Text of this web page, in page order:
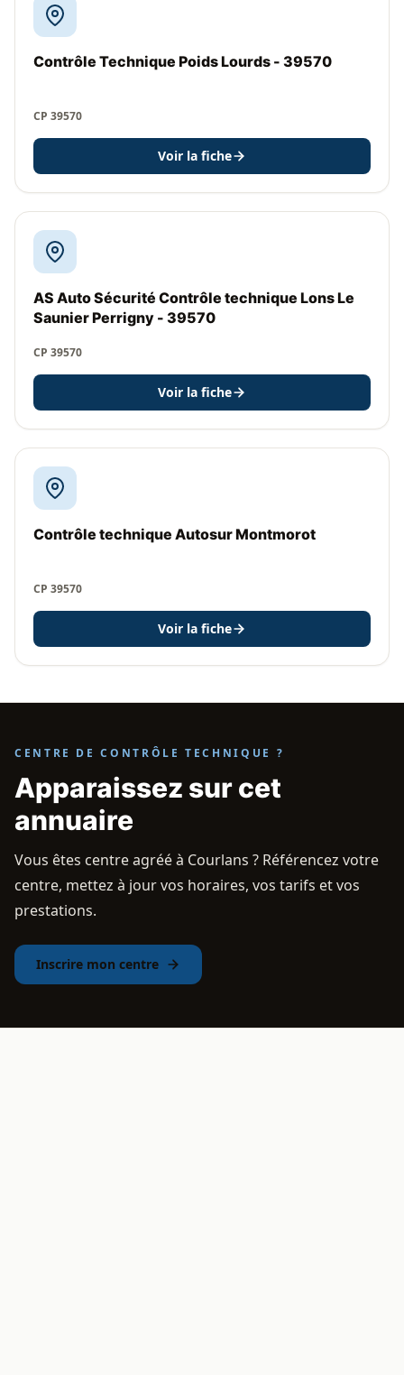
Contrôle Technique Poids Lourds - 39570
CP 39570
Voir la fiche
AS Auto Sécurité Contrôle technique Lons Le
Saunier Perrigny - 39570
CP 39570
Voir la fiche
Contrôle technique Autosur Montmorot
CP 39570
Voir la fiche
CENTRE DE CONTRÔLE TECHNIQUE ?
Apparaissez sur cet
annuaire
Vous êtes centre agréé à Courlans ? Référencez votre
centre, mettez à jour vos horaires, vos tarifs et vos
prestations.
Inscrire mon centre